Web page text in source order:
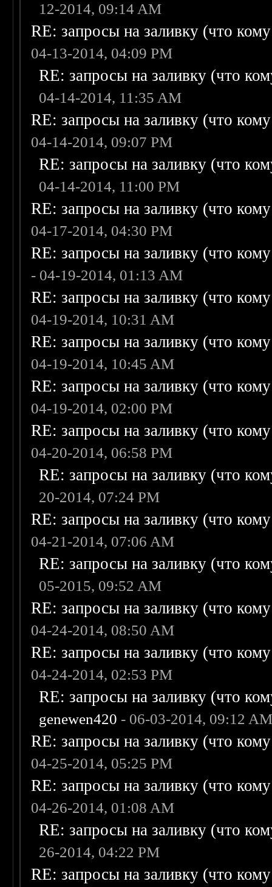
12-2014, 09:14 AM
RE: запросы на заливку (что
04-13-2014, 04:09 PM
RE: запросы на заливку (что
04-14-2014, 11:35 AM
RE: запросы на заливку (что
04-14-2014, 09:07 PM
RE: запросы на заливку (что
04-14-2014, 11:00 PM
RE: запросы на заливку (что
04-17-2014, 04:30 PM
RE: запросы на заливку (что
- 04-19-2014, 01:13 AM
RE: запросы на заливку (что
04-19-2014, 10:31 AM
RE: запросы на заливку (что
04-19-2014, 10:45 AM
RE: запросы на заливку (что
04-19-2014, 02:00 PM
RE: запросы на заливку (что
04-20-2014, 06:58 PM
RE: запросы на заливку (что
20-2014, 07:24 PM
RE: запросы на заливку (что
04-21-2014, 07:06 AM
RE: запросы на заливку (что
05-2015, 09:52 AM
RE: запросы на заливку (что
04-24-2014, 08:50 AM
RE: запросы на заливку (что
04-24-2014, 02:53 PM
RE: запросы на заливку (что
genewen420 - 06-03-2014, 09:12
RE: запросы на заливку (что
04-25-2014, 05:25 PM
RE: запросы на заливку (что
04-26-2014, 01:08 AM
RE: запросы на заливку (что
26-2014, 04:22 PM
RE: запросы на заливку (что